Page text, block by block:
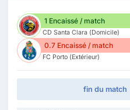
1 Encaissé / match
CD Santa Clara (Domicile)
0.7 Encaissé / match
FC Porto (Extérieur)
fin du match